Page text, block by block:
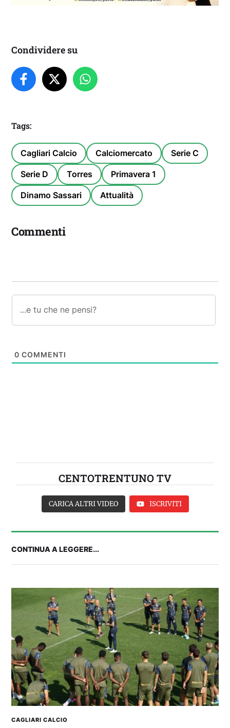
Condividere su
Tags:
Cagliari Calcio Calciomercato Serie C
Serie D Torres Primavera 1
Dinamo Sassari Attualità
Commenti
0 COMMENTI
CENTOTRENTUNO TV
IL CAGLIARI SI PRESENTA A PULA: SEGUI LA
DIRETTA
CARICA ALTRI VIDEO ISCRIVITI
CONTINUA A LEGGERE...
CAGLIARI CALCIO